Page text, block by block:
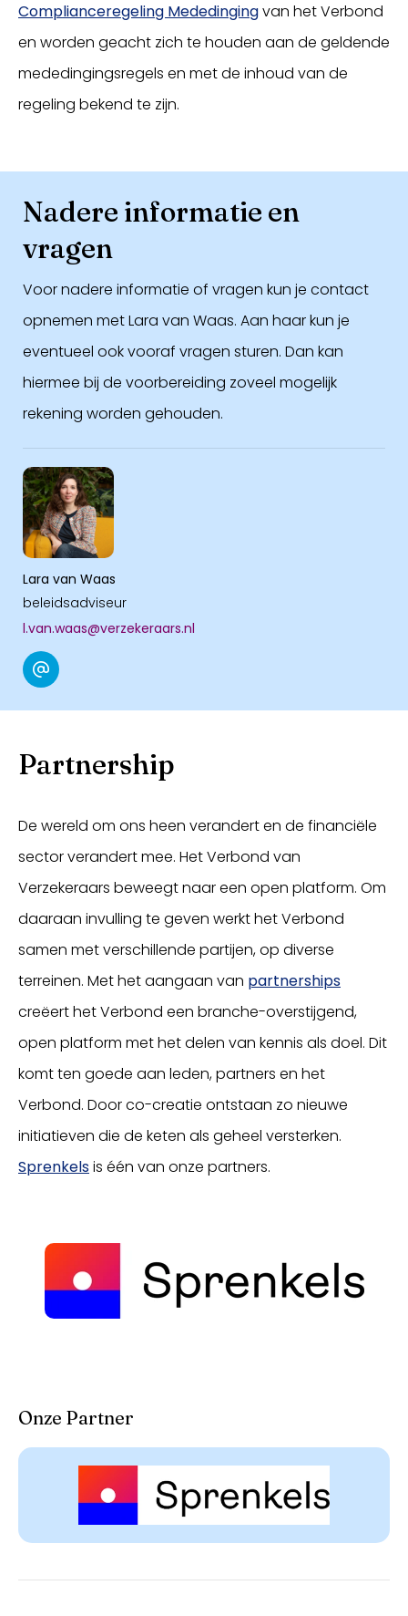
Complianceregeling Mededingingvan het Verbond
en worden geacht zich te houden aan de geldende
mededingingsregels en met de inhoud van de
regeling bekend te zijn.
Nadere informatie en
vragen
Voor nadere informatie of vragen kun je contact
opnemen met Lara van Waas. Aan haar kun je
eventueel ook vooraf vragen sturen. Dan kan
hiermee bij de voorbereiding zoveel mogelijk
rekening worden gehouden.
Lara van Waas
beleidsadviseur
l.van.waas@verzekeraars.nl
Partnership
De wereld om ons heen verandert en de financiële
sector verandert mee. Het Verbond van
Verzekeraars beweegt naar een open platform. Om
daaraan invulling te geven werkt het Verbond
samen met verschillende partijen, op diverse
terreinen. Met het aangaan van partnerships
creëert het Verbond een branche-overstijgend,
open platform met het delen van kennis als doel. Dit
komt ten goede aan leden, partners en het
Verbond. Door co-creatie ontstaan zo nieuwe
initiatieven die de keten als geheel versterken.
Sprenkelsis één van onze partners.
Onze Partner